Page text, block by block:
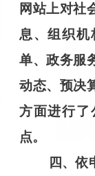
网站上对社
息、组织机
单、政务服
动态、预决
方面进行了
点。
四 、依